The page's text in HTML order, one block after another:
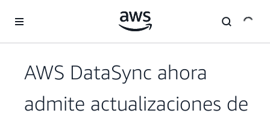
AWS DataSync ahora
admite actualizaciones de